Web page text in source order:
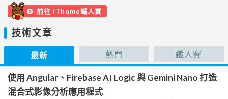
前往 iThome鐵人賽
技術文章
最新 熱門 鐵人賽
使用 Angular、Firebase AI Logic 與 Gemini Nano 打造
混合式影像分析應用程式